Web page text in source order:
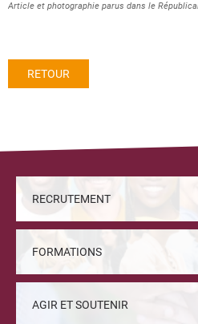
Article et photographie parus dans le
RETOUR
RECRUTEMENT
FORMATIONS
AGIR ET SOUTENIR